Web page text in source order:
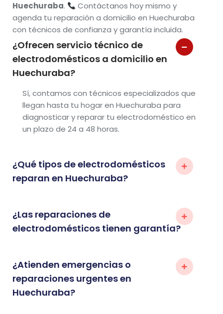
Huechuraba.
Contáctanos hoy mismo y
agenda tu reparación a domicilio en Huechuraba
con técnicos de confianza y garantía incluida.
¿Ofrecen servicio técnico de
electrodomésticos a domicilio en
Huechuraba?
Sí, contamos con técnicos especializados que
llegan hasta tu hogar en Huechuraba para
diagnosticar y reparar tu electrodoméstico en
un plazo de 24 a 48 horas.
¿Qué tipos de electrodomésticos
reparan en Huechuraba?
¿Las reparaciones de
electrodomésticos tienen garantía?
¿Atienden emergencias o
reparaciones urgentes en
Huechuraba?